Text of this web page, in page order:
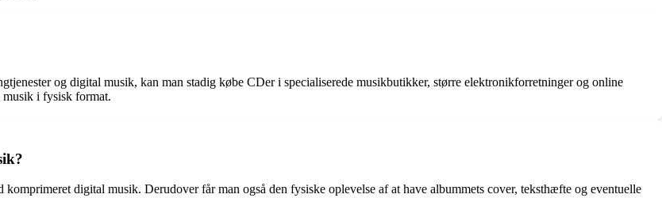
og digital musik, kan man stadig købe CDer i specialiserede musikbutikker, større elektronikforretninger og online
i fysisk format.
digital musik. Derudover får man også den fysiske oplevelse af at have albummets cover, teksthæfte og eventuelle